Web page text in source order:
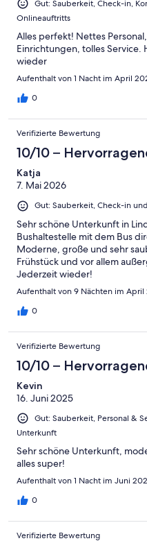
Gut: Sauberkeit, Check-in,
Onlineauftritts
Alles perfekt! Nettes
Einrichtungen, tolles
wieder
Aufenthalt von 1 Nacht im April
0
Verifizierte Bewertung
10/10 –
Katja
7. Mai 2026
Gut: Sauberkeit, Check-in
Sehr schöne Unterkunft in
Bushaltestelle mit dem Bus
Moderne, große und sehr
Frühstück und vor allem
Jederzeit wieder!
Aufenthalt von 9 Nächten im April
0
Verifizierte Bewertung
10/10 –
Kevin
16. Juni 2025
Gut: Sauberkeit, Personal &
Unterkunft
Sehr schöne Unterkunft,
alles super!
Aufenthalt von 1 Nacht im Juni
0
Verifizierte Bewertung